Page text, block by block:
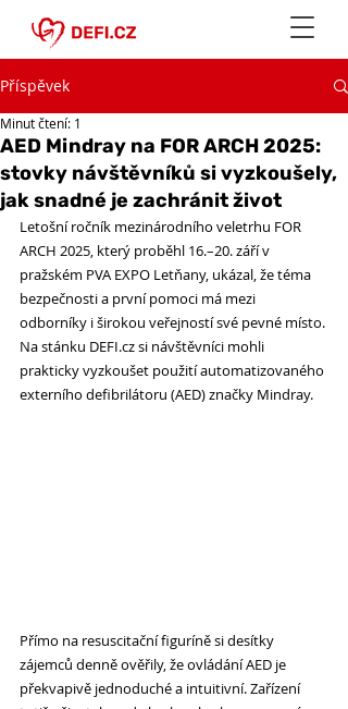
Příspěvek
AED Mindray na FOR ARCH 2025:
stovky návštěvníků si vyzkoušely,
jak snadné je zachránit život
Minut čtení: 1
Letošní ročník mezinárodního veletrhu FOR
ARCH 2025, který proběhl 16.–20. září v
pražském PVA EXPO Letňany, ukázal, že téma
bezpečnosti a první pomoci má mezi
odborníky i širokou veřejností své pevné místo.
Na stánku DEFI.cz si návštěvníci mohli
prakticky vyzkoušet použití automatizovaného
externího defibrilátoru (AED) značky Mindray.
Přímo na resuscitační figuríně si desítky
zájemců denně ověřily, že ovládání AED je
překvapivě jednoduché a intuitivní. Zařízení